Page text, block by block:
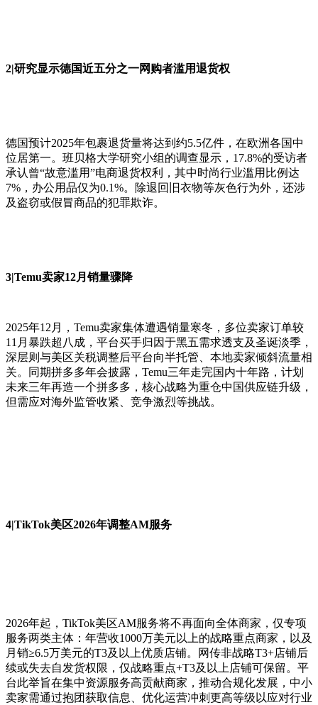
2|研究显示德国近五分之一网购者滥用退货权
德国预计2025年包裹退货量将达到约5.5亿件，在欧洲各国中
位居第一。班贝格大学研究小组的调查显示，17.8%的受访者
承认曾“故意滥用”电商退货权利，其中时尚行业滥用比例达
7%，办公用品仅为0.1%。除退回旧衣物等灰色行为外，还涉
及盗窃或假冒商品的犯罪欺诈。
3|Temu卖家12月销量骤降
2025年12月，Temu卖家集体遭遇销量寒冬，多位卖家订单较
11月暴跌超八成，平台买手归因于黑五需求透支及圣诞淡季，
深层则与美区关税调整后平台向半托管、本地卖家倾斜流量相
关。同期拼多多年会披露，Temu三年走完国内十年路，计划
未来三年再造一个拼多多，核心战略为重仓中国供应链升级，
但需应对海外监管收紧、竞争激烈等挑战。
4|TikTok美区2026年调整AM服务
2026年起，TikTok美区AM服务将不再面向全体商家，仅专项
服务两类主体：年营收1000万美元以上的战略重点商家，以及
月销≥6.5万美元的T3及以上优质店铺。网传非战略T3+店铺后
续或失去自发货权限，仅战略重点+T3及以上店铺可保留。平
台此举旨在集中资源服务高贡献商家，推动合规化发展，中小
卖家需通过抱团获取信息、优化运营冲刺更高等级以应对行业